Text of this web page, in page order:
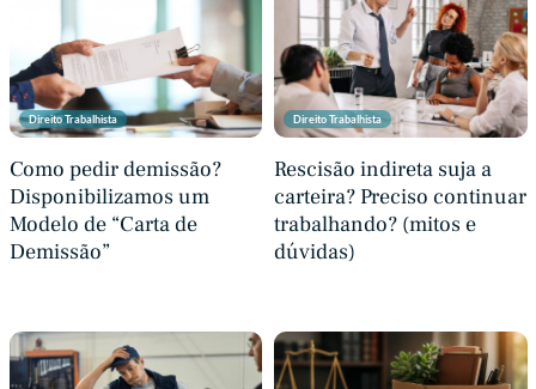
Direito Trabalhista
Como pedir demissão?
Disponibilizamos um
Modelo de “Carta de
Demissão”
Direito Trabalhista
Rescisão indireta suja a
carteira? Preciso continuar
trabalhando? (mitos e
dúvidas)